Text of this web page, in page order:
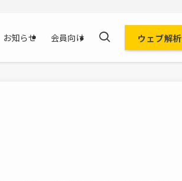
お知らせ 会員向け ウェブ解